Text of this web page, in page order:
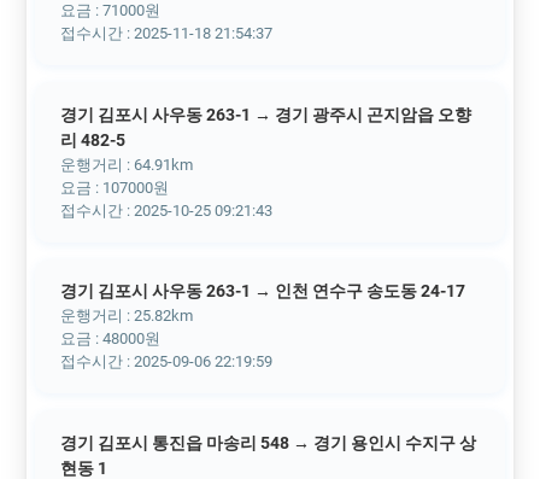
요금 : 71000원
접수시간 : 2025-11-18 21:54:37
경기 김포시 사우동 263-1 → 경기 광주시 곤지암읍 오향
리 482-5
운행거리 : 64.91km
요금 : 107000원
접수시간 : 2025-10-25 09:21:43
경기 김포시 사우동 263-1 → 인천 연수구 송도동 24-17
운행거리 : 25.82km
요금 : 48000원
접수시간 : 2025-09-06 22:19:59
경기 김포시 통진읍 마송리 548 → 경기 용인시 수지구 상
현동 1